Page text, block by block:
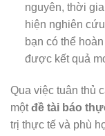
nguyên, thời
hiện nghiên
bạn có thể
được kết quả
Qua việc tuân thủ
mộtđề tài báo
trị thực tế và phù